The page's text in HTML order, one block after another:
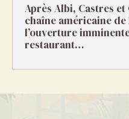
Après Albi, Castres
chaîne américaine
l’ouverture
restaurant…